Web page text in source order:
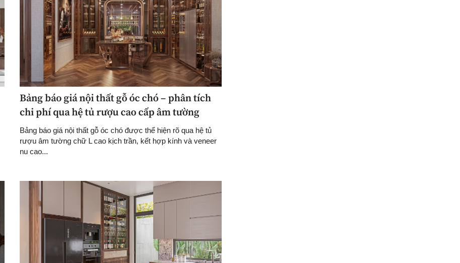
Bảng báo giá nội thất gỗ óc chó – phân tích
chi phí qua hệ tủ rượu cao cấp âm tường
Bảng báo giá nội thất gỗ óc chó được thể hiện rõ qua hệ tủ
rượu âm tường chữ L cao kịch trần, kết hợp kính và veneer
nu cao...